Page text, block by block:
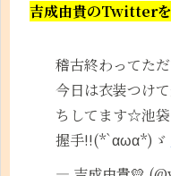
吉成由貴のTwitterを
稽古終わってた
今日は衣装つけ
ちしてます☆池
握手!!(*`αωα*)ゞ